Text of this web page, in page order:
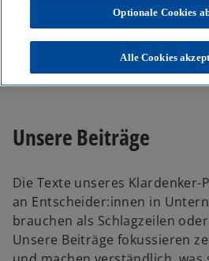
Unser Blog – Insights für Ihre nächsten
Unsere Beiträge
Die Texte unseres
an Entscheider:innen in
brauchen als Schlagzeilen
Unsere Beiträge fokussieren
Optionale Cookies
Alle Cookies